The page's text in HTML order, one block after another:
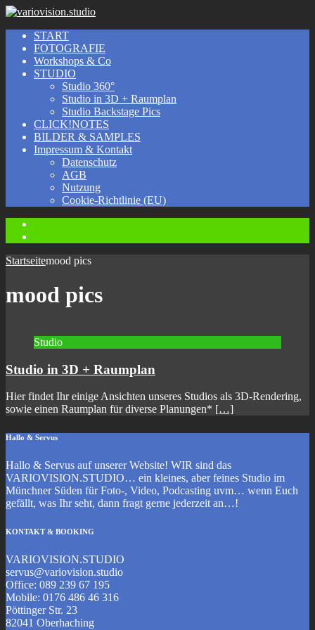
START
FOTOGRAFIE
Workshops & Co
STUDIO
Studio 360°
Studio in 3D + Raumplan
Studio Backstage Pics
CLICK!NOTES
BILDER & SAMPLES
Impressum & Kontakt
Datenschutz
AGB
Nutzung
Cookie-Richtlinie (EU)
Startseitemood pics
mood pics
Studio
Studio in 3D + Raumplan
Hier findet Ihr einige Ansichten unseres Studios als 3D-Rendering,
sowie einen Raumplan für diverse Planungen* […]
Hallo & Servus
Hallo & Servus auf unserer Website! WIR sind das
VARIOVISION.STUDIO… ein kleines, aber feines Studio im
Münchner Süden für Foto-, Video, Podcasting uvm… wenn Euch
gefällt, was Ihr seht, dann fragt gerne jederzeit an…!
KONTAKT & BOOKING
VARIOVISION.STUDIO
servus@variovision.studio
Office: 089 239 67 195
Mobile: 0176 486 46 316
Pöttinger Str. 23
82041 Oberhaching